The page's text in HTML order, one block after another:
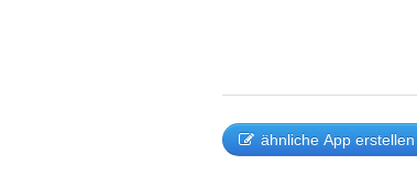
ähnliche App erstellen